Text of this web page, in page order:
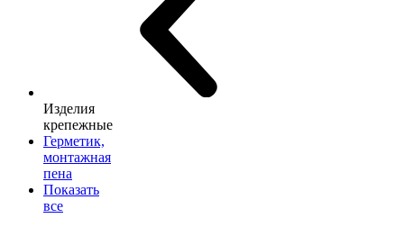
Изделия
крепежные
Герметик,
монтажная
пена
Показать
все